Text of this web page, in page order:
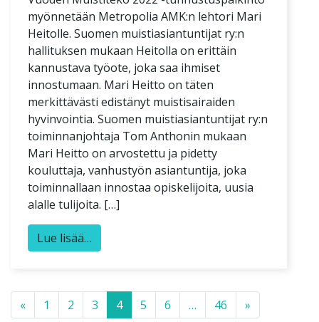
myönnetään Metropolia AMK:n lehtori Mari
Heitolle. Suomen muistiasiantuntijat ry:n
hallituksen mukaan Heitolla on erittäin
kannustava työote, joka saa ihmiset
innostumaan. Mari Heitto on täten
merkittävästi edistänyt muistisairaiden
hyvinvointia. Suomen muistiasiantuntijat ry:n
toiminnanjohtaja Tom Anthonin mukaan
Mari Heitto on arvostettu ja pidetty
kouluttaja, vanhustyön asiantuntija, joka
toiminnallaan innostaa opiskelijoita, uusia
alalle tulijoita. […]
Lue lisää…
Posts navigation
« 1 2 3 4 5 6 … 46 »